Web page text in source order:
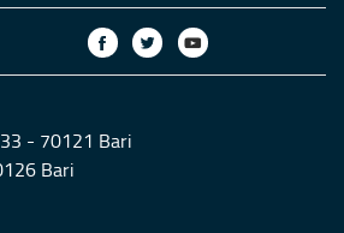
- 70121 Bari
Bari